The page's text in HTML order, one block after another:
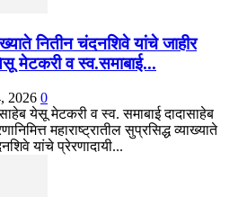
नितीन चंदनशिवे यांचे जाहीर
मेटकरी व स्व.समाबाई...
2026 0
येसू मेटकरी व स्व. समाबाई दादासाहेब
महाराष्ट्रातील सुप्रसिद्ध व्याख्याते
यांचे प्रेरणादायी...